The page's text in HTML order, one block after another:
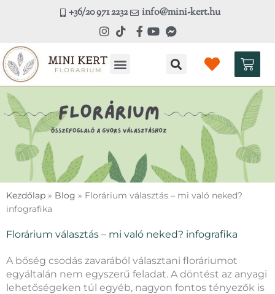
+36/20 971 2232 info@mini-kert.hu
Kezdőlap » Blog » Florárium választás – mi való neked?
infografika
Florárium választás – mi való neked? infografika
A bőség csodás zavarából választani floráriumot
egyáltalán nem egyszerű feladat. A döntést az anyagi
lehetőségeken túl egyéb, nagyon fontos tényezők is